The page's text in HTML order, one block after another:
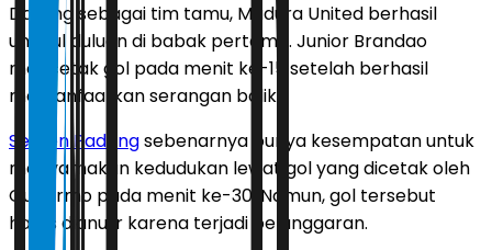
Datang sebagai tim tamu, Madura United berhasil
unggul duluan di babak pertama. Junior Brandao
mencetak gol pada menit ke-15 setelah berhasil
memanfaatkan serangan balik.
Semen Padangsebenarnya punya kesempatan untuk
menyamakan kedudukan lewat gol yang dicetak oleh
Guillermo pada menit ke-30. Namun, gol tersebut
harus dianulir karena terjadi pelanggaran.